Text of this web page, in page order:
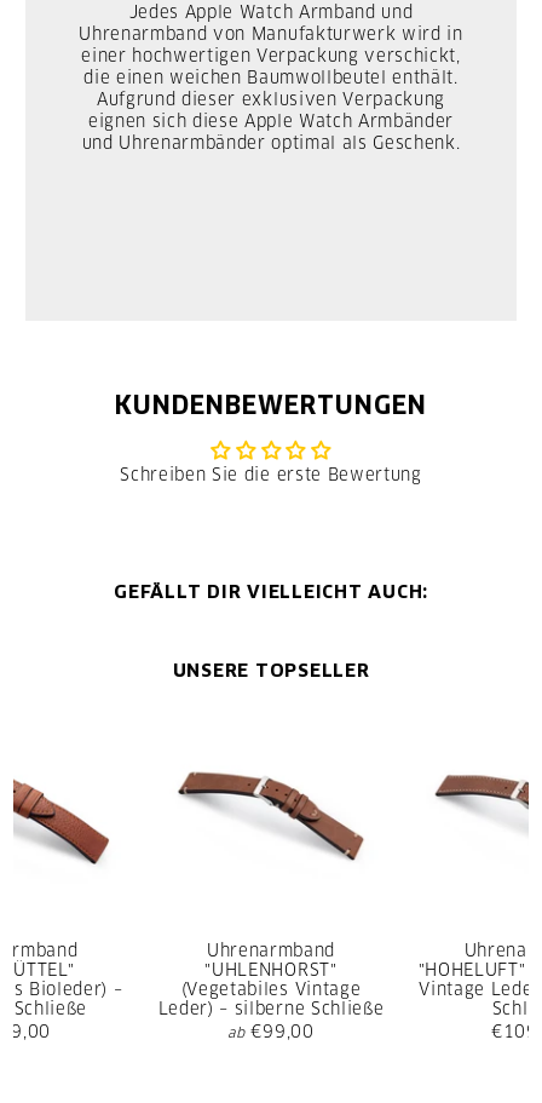
Jedes Apple Watch Armband und
Uhrenarmband von Manufakturwerk wird in
einer hochwertigen Verpackung verschickt,
die einen weichen Baumwollbeutel enthält.
Aufgrund dieser exklusiven Verpackung
eignen sich diese Apple Watch Armbänder
und Uhrenarmbänder optimal als Geschenk.
KUNDENBEWERTUNGEN
Schreiben Sie die erste Bewertung
GEFÄLLT DIR VIELLEICHT AUCH:
UNSERE TOPSELLER
Uhrenarmband
"UHLENHORST"
(Vegetabiles Vintage
Leder) – silberne Schließe
ab €99,00
"HOHELUFT"
Vintage
Bioleder) –
Schließe